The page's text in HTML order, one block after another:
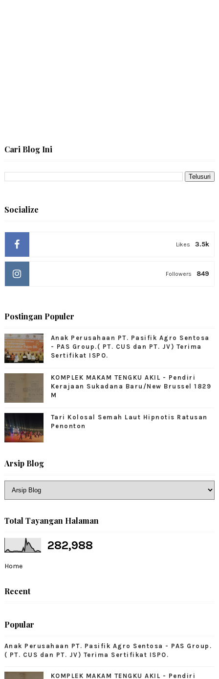
Cari Blog Ini
Socialize
3.5k
Likes
849
Followers
Postingan Populer
Anak Perusahaan PT. Pasifik Agro Sentosa
- PAS Group.( PT. CUS dan PT. JV) Terima
Sertifikat ISPO.
KOMPLEK MAKAM TENGKU AKIL - Pendiri
Kerajaan Sukadana Baru/New Brussel 1829
M
Tari Kolosal Semah Laut Hipnotis Ratusan
Penonton
Arsip Blog
Total Tayangan Halaman
282,988
Home
Recent
Popular
Anak Perusahaan PT. Pasifik Agro Sentosa - PAS Group.
( PT. CUS dan PT. JV) Terima Sertifikat ISPO.
KOMPLEK MAKAM TENGKU AKIL - Pendiri